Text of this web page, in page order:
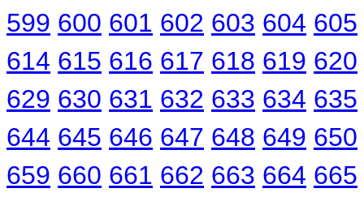
599 600 601 602 603 604 605
614 615 616 617 618 619 620
629 630 631 632 633 634 635
644 645 646 647 648 649 650
659 660 661 662 663 664 665